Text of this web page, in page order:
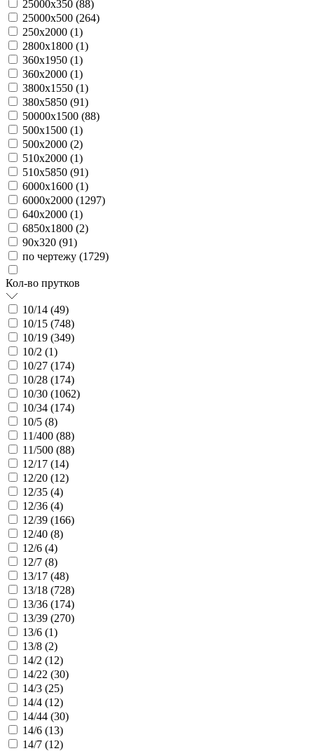
25000х350 (88)
25000х500 (264)
250х2000 (1)
2800х1800 (1)
360х1950 (1)
360х2000 (1)
3800х1550 (1)
380х5850 (91)
50000х1500 (88)
500х1500 (1)
500х2000 (2)
510х2000 (1)
510х5850 (91)
6000х1600 (1)
6000х2000 (1297)
640х2000 (1)
6850х1800 (2)
90х320 (91)
по чертежу (1729)
Кол-во прутков
10/14 (49)
10/15 (748)
10/19 (349)
10/2 (1)
10/27 (174)
10/28 (174)
10/30 (1062)
10/34 (174)
10/5 (8)
11/400 (88)
11/500 (88)
12/17 (14)
12/20 (12)
12/35 (4)
12/36 (4)
12/39 (166)
12/40 (8)
12/6 (4)
12/7 (8)
13/17 (48)
13/18 (728)
13/36 (174)
13/39 (270)
13/6 (1)
13/8 (2)
14/2 (12)
14/22 (30)
14/3 (25)
14/4 (12)
14/44 (30)
14/6 (13)
14/7 (12)